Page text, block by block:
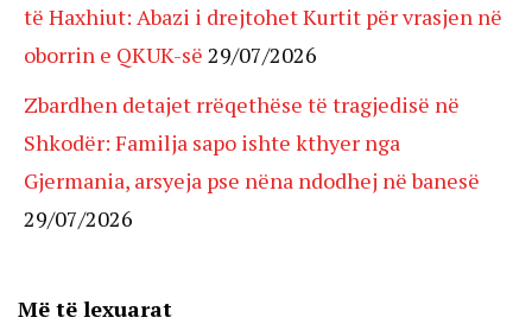
të Haxhiut: Abazi i drejtohet Kurtit për vrasjen në
oborrin e QKUK-së 29/07/2026
Zbardhen detajet rrëqethëse të tragjedisë në
Shkodër: Familja sapo ishte kthyer nga
Gjermania, arsyeja pse nëna ndodhej në banesë
29/07/2026
Më të lexuarat